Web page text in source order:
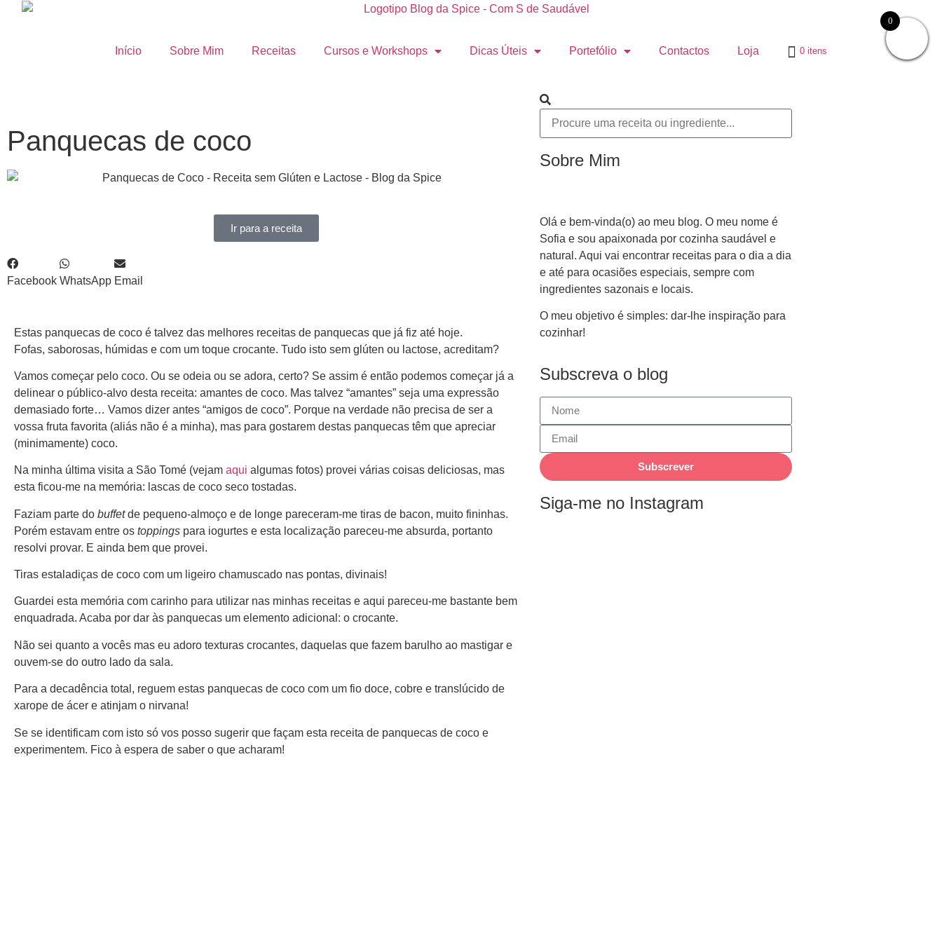
Início Sobre Mim Receitas Cursos e Workshops Dicas Úteis Portefólio Contactos Loja 0 itens
Panquecas de coco
Ir para a receita
Facebook WhatsApp Email
Estas panquecas de coco é talvez das melhores receitas de panquecas que já fiz até hoje.
Fofas, saborosas, húmidas e com um toque crocante. Tudo isto sem glúten ou lactose, acreditam?
Vamos começar pelo coco. Ou se odeia ou se adora, certo? Se assim é então podemos começar já a
delinear o público-alvo desta receita: amantes de coco. Mas talvez “amantes” seja uma expressão
demasiado forte… Vamos dizer antes “amigos de coco”. Porque na verdade não precisa de ser a
vossa fruta favorita (aliás não é a minha), mas para gostarem destas panquecas têm que apreciar
(minimamente) coco.
Na minha última visita a São Tomé (vejam aqui algumas fotos) provei várias coisas deliciosas, mas
esta ficou-me na memória: lascas de coco seco tostadas.
Faziam parte do buffetde pequeno-almoço e de longe pareceram-me tiras de bacon, muito fininhas.
Porém estavam entre os toppings para iogurtes e esta localização pareceu-me absurda, portanto
resolvi provar. E ainda bem que provei.
Tiras estaladiças de coco com um ligeiro chamuscado nas pontas, divinais!
Guardei esta memória com carinho para utilizar nas minhas receitas e aqui pareceu-me bastante bem
enquadrada. Acaba por dar às panquecas um elemento adicional: o crocante.
Não sei quanto a vocês mas eu adoro texturas crocantes, daquelas que fazem barulho ao mastigar e
ouvem-se do outro lado da sala.
Para a decadência total, reguem estas panquecas de coco com um fio doce, cobre e translúcido de
xarope de ácer e atinjam o nirvana!
Se se identificam com isto só vos posso sugerir que façam esta receita de panquecas de coco e
experimentem. Fico à espera de saber o que acharam!
Sobre Mim
Olá e bem-vinda(o) ao meu blog. O meu nome é
Sofia e sou apaixonada por cozinha saudável e
natural. Aqui vai encontrar receitas para o dia a dia
e até para ocasiões especiais, sempre com
ingredientes sazonais e locais.
O meu objetivo é simples: dar-lhe inspiração para
cozinhar!
Subscreva o blog
Subscrever
Siga-me no Instagram
0